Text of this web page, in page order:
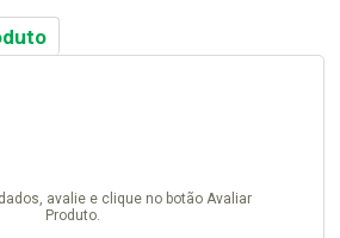
avalie e clique no botão Avaliar
Produto.